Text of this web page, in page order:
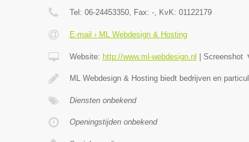
Tel: 06-24453350, Fax: -, KvK: 01122179
E-mail › ML Webdesign & Hosting
Website: http://www.ml-webdesign.nl Screenshot
ML Webdesign & Hosting biedt bedrijven en
Diensten onbekend
Openingstijden onbekend